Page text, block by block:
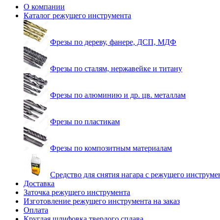
О компании
Каталог режущего инструмента
Фрезы по дереву, фанере, ДСП, МДФ
Фрезы по сталям, нержавейке и титану
Фрезы по алюминию и др. цв. металлам
Фрезы по пластикам
Фрезы по композитным материалам
Средство для снятия нагара с режущего
Доставка
Заточка режущего инструмента
Изготовление режущего инструмента на заказ
Оплата